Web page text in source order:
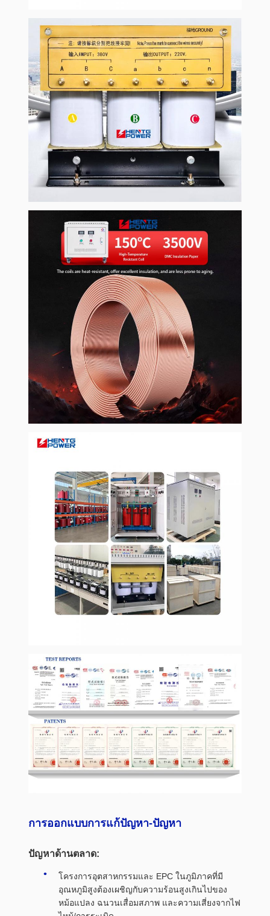
การออกแบบการแก้ปัญหา-ปัญหา
ปัญหาด้านตลาด:
โครงการอุตสาหกรรมและ EPC ในภูมิภาคที่มี
อุณหภูมิสูงต้องเผชิญกับความร้อนสูงเกินไปของ
หม้อแปลง ฉนวนเสื่อมสภาพ และความเสี่ยงจากไฟ